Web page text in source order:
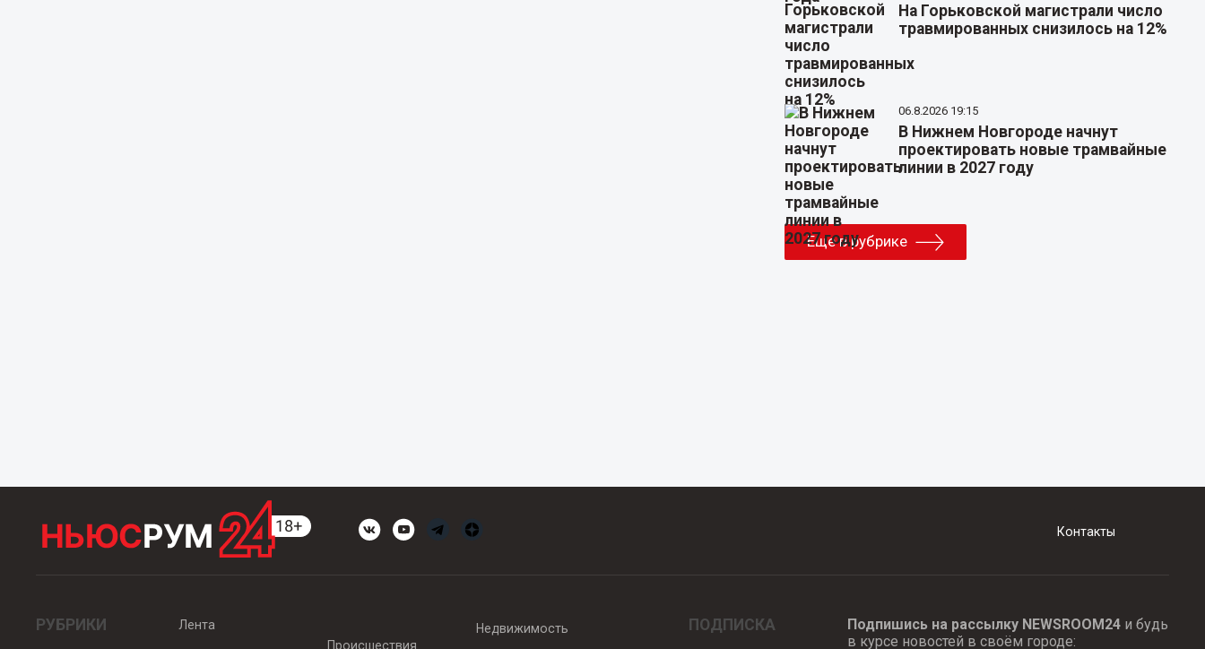
На Горьковской магистрали число
травмированных снизилось на 12%
06.8.2026 19:15
В Нижнем Новгороде начнут
проектировать новые трамвайные
линии в 2027 году
Еще в рубрике
Контакты
РУБРИКИ
Лента
Происшествия
Недвижимость ПОДПИСКА Подпишись на рассылку NEWSROOM24и будь
в курсе новостей в своём городе: